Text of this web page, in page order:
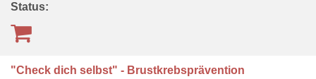
Status:
"Check dich selbst" - Brustkrebsprävention